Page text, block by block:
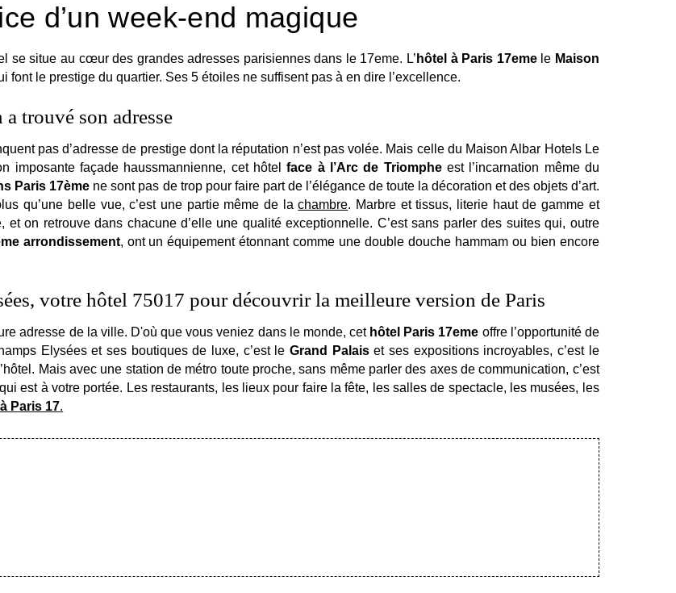
d’un week-end magique
se situe au cœur des grandes adresses parisiennes dans le 17eme. L’ hôtel à Paris 17emele Maison
font le prestige du quartier. Ses 5 étoiles ne suffisent pas à en dire l’excellence.
trouvé son adresse
pas d’adresse de prestige dont la réputation n’est pas volée. Mais celle du Maison Albar Hotels Le
imposante façade haussmannienne, cet hôtelface à l’Arc de Triomphe est l’incarnation même du
Paris 17ème ne sont pas de trop pour faire part de l’élégance de toute la décoration et des objets d’art.
qu’une belle vue, c’est une partie même de lachambre. Marbre et tissus, literie haut de gamme et
on retrouve dans chacune d’elle une qualité exceptionnelle. C’est sans parler des suites qui, outre
arrondissement, ont un équipement étonnant comme une double douche hammam ou bien encore
votre hôtel 75017 pour découvrir la meilleure version de Paris
adresse de la ville. D'où que vous veniez dans le monde, cet hôtel Paris 17eme offre l’opportunité de
Elysées et ses boutiques de luxe, c’est leGrand Palaiset ses expositions incroyables, c’est le
Mais avec une station de métro toute proche, sans même parler des axes de communication, c’est
est à votre portée. Les restaurants, les lieux pour faire la fête, les salles de spectacle, les musées, les
Paris 17.
Nom*: Prénom*: